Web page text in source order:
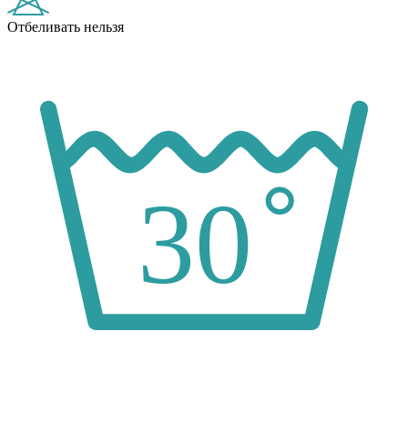
Отбеливать нельзя